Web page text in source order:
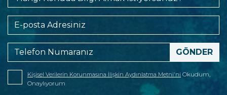
Kişisel Verilerin Korunmasına İlişkin Aydınlatma Metni'ni Okudum,
Onaylıyorum